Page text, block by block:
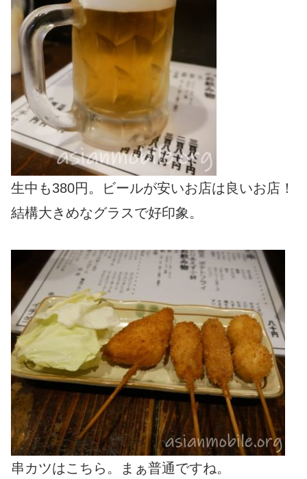
生中も380円。ビールが安いお店は良いお店！
結構大きめなグラスで好印象。
串カツはこちら。まぁ普通ですね。